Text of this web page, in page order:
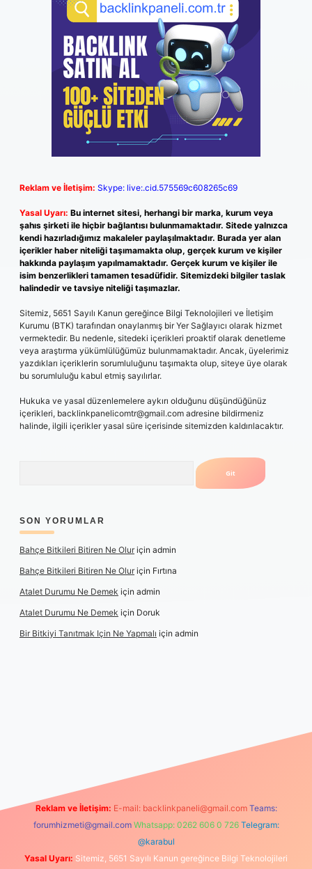
Reklam ve İletişim: Skype: live:.cid.575569c608265c69
Yasal Uyarı: Bu internet sitesi, herhangi bir marka, kurum veya
şahıs şirketi ile hiçbir bağlantısı bulunmamaktadır. Sitede yalnızca
kendi hazırladığımız makaleler paylaşılmaktadır. Burada yer alan
içerikler haber niteliği taşımamakta olup, gerçek kurum ve kişiler
hakkında paylaşım yapılmamaktadır. Gerçek kurum ve kişiler ile
isim benzerlikleri tamamen tesadüfidir. Sitemizdeki bilgiler taslak
halindedir ve tavsiye niteliği taşımazlar.
Sitemiz, 5651 Sayılı Kanun gereğince Bilgi Teknolojileri ve İletişim
Kurumu (BTK) tarafından onaylanmış bir Yer Sağlayıcı olarak hizmet
vermektedir. Bu nedenle, sitedeki içerikleri proaktif olarak denetleme
veya araştırma yükümlülüğümüz bulunmamaktadır. Ancak, üyelerimiz
yazdıkları içeriklerin sorumluluğunu taşımakta olup, siteye üye olarak
bu sorumluluğu kabul etmiş sayılırlar.
Hukuka ve yasal düzenlemelere aykırı olduğunu düşündüğünüz
içerikleri, backlinkpanelicomtr@gmail.com adresine bildirmeniz
halinde, ilgili içerikler yasal süre içerisinde sitemizden kaldırılacaktır.
SON YORUMLAR
Bahçe Bitkileri Bitiren Ne Oluriçin admin
Bahçe Bitkileri Bitiren Ne Oluriçin Fırtına
Atalet Durumu Ne Demek için admin
Atalet Durumu Ne Demek için Doruk
Bir Bitkiyi Tanıtmak Için Ne Yapmalı için admin
Reklam ve İletişim: E-mail: backlinkpaneli@gmail.com Teams:
forumhizmeti@gmail.com Whatsapp: 0262 606 0 726 Telegram:
@karabul
Yasal Uyarı: Sitemiz, 5651 Sayılı Kanun gereğince Bilgi Teknolojileri